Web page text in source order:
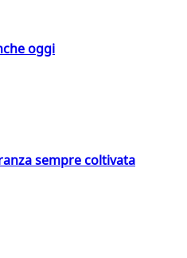
oggi
sempre coltivata